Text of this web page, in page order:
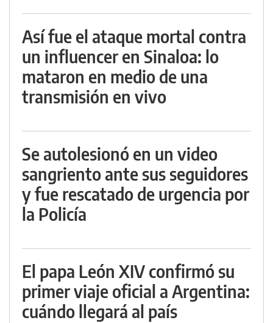
Así fue el ataque mortal contra
un influencer en Sinaloa: lo
mataron en medio de una
transmisión en vivo
Se autolesionó en un video
sangriento ante sus seguidores
y fue rescatado de urgencia por
la Policía
El papa León XIV confirmó su
primer viaje oficial a Argentina:
cuándo llegará al país